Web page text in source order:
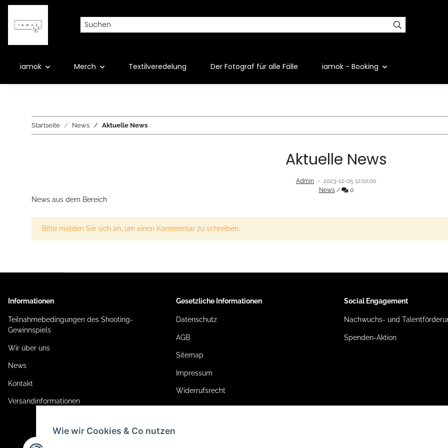
iamok Merch Textilveredelung Der Fotograf für alle Fälle iamok - Booking
Startseite News Aktuelle News
Aktuelle News
Admin – 2023-12-05 12:02:00
News / Kommentare
0
News aus dem Bereich
xBitte melden Sie sich an, um einen Kommentar zu schreiben.
Informationen
Teilnahmebedingungen des Shooting-
Gewinnspiels
Wir über uns
News
Kontakt
Versandinformationen
Gesetzliche Informationen
Datenschutz
AGB
Sitemap
Impressum
Widerrufsrecht
Social Engagement
Nachwuchs- und
Spenden-Aktion
Wie wir Cookies & Co nutzen